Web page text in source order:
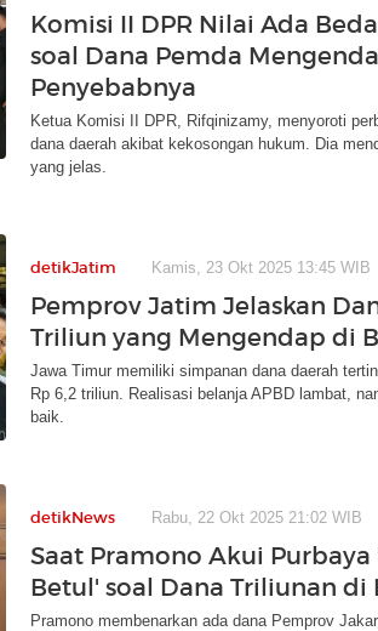
Komisi II DPR Nilai Ada
soal Dana Pemda
Penyebabnya
Ketua Komisi II DPR, Rifqinizamy, menyoroti
dana daerah akibat kekosongan hukum. Dia
yang jelas.
detikJatim Kamis, 23 Okt 2025 13:45 WIB
Pemprov Jatim Jelaskan
Triliun yang Mengendap di
Jawa Timur memiliki simpanan dana daerah
Rp 6,2 triliun. Realisasi belanja APBD lambat,
baik.
detikNews Rabu, 22 Okt 2025 21:02 WIB
Saat Pramono Akui Purbaya
Betul' soal Dana Triliunan di
Pramono membenarkan ada dana Pemprov